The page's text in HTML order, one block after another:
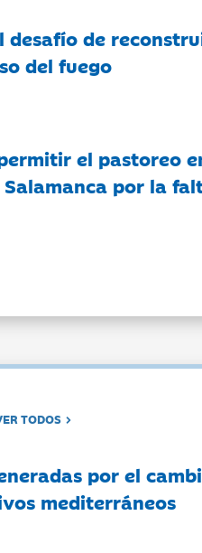
desafío de
del fuego
el pastoreo
por la
TODOS
por el
mediterráneos